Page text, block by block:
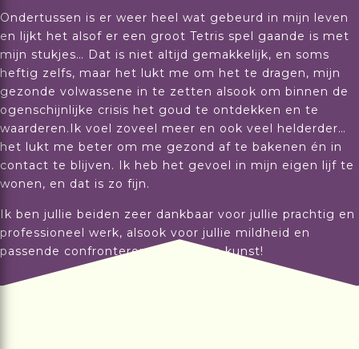
Ondertussen is er weer heel wat gebeurd in mijn leven
en lijkt het alsof er een groot Tetris spel gaande is met
mijn stukjes… Dat is niet altijd gemakkelijk, en soms
heftig zelfs, maar het lukt me om het te dragen, mijn
gezonde volwassene in te zetten alsook om binnen de
ogenschijnlijke crisis het goud te ontdekken en te
waarderen.Ik voel zoveel meer en ook veel helderder…
het lukt me beter om me gezond af te bakenen én in
contact te blijven. Ik heb het gevoel in mijn eigen lijf te
wonen, en dat is zo fijn.
Ik ben jullie beiden zeer dankbaar voor jullie prachtig en
professioneel werk, alsook voor jullie mildheid en
passende confronterende stijl. Een kunst!